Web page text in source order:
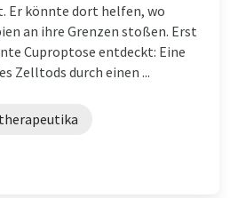
Er könnte dort helfen, wo
an ihre Grenzen stoßen. Erst
Cuproptose entdeckt: Eine
Zelltods durch einen ...